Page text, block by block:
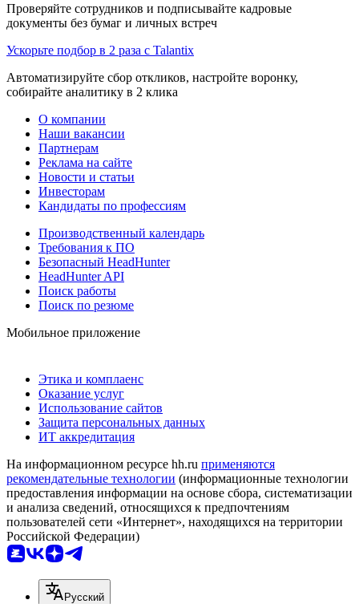
Проверяйте сотрудников и подписывайте кадровые
документы без бумаг и личных встреч
Ускорьте подбор в 2 раза с Talantix
Автоматизируйте сбор откликов, настройте воронку,
собирайте аналитику в 2 клика
О компании
Наши вакансии
Партнерам
Реклама на сайте
Новости и статьи
Инвесторам
Кандидаты по профессиям
Производственный календарь
Требования к ПО
Безопасный HeadHunter
HeadHunter API
Поиск работы
Поиск по резюме
Мобильное приложение
Этика и комплаенс
Оказание услуг
Использование сайтов
Защита персональных данных
ИТ аккредитация
На информационном ресурсе hh.ru применяются
рекомендательные технологии (информационные технологии
предоставления информации на основе сбора, систематизации
и анализа сведений, относящихся к предпочтениям
пользователей сети «Интернет», находящихся на территории
Российской Федерации)
Русский